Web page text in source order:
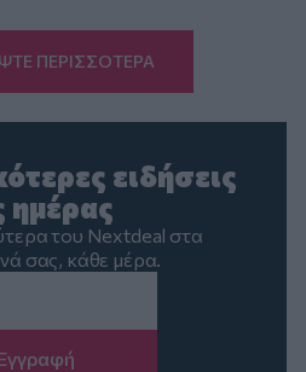
ΠΕΡΙΣΣΟΤΕΡΑ
ειδήσεις
ημέρας
του Nextdeal στα
σας, κάθε μέρα.